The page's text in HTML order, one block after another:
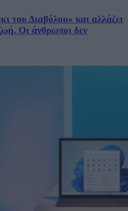
του Διαβόλου» και αλλάζει
Οι άνθρωποι δεν